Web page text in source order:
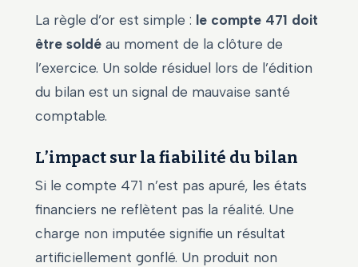
La règle d’or est simple : le compte 471 doit
être soldé au moment de la clôture de
l’exercice. Un solde résiduel lors de l’édition
du bilan est un signal de mauvaise santé
comptable.
L’impact sur la fiabilité du bilan
Si le compte 471 n’est pas apuré, les états
financiers ne reflètent pas la réalité. Une
charge non imputée signifie un résultat
artificiellement gonflé. Un produit non